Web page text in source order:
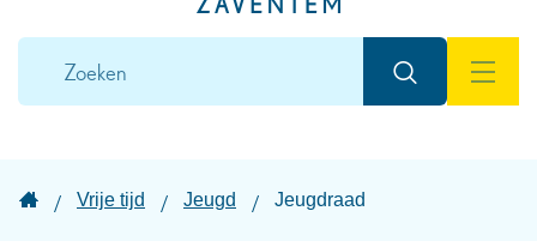
Zaventem
Zoeken
Startpagina
Vrije tijd Jeugd Jeugdraad